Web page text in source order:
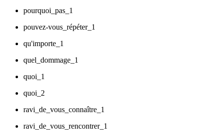
pourquoi_pas_1
pouvez-vous_répéter_1
qu'importe_1
quel_dommage_1
quoi_1
quoi_2
ravi_de_vous_connaître_1
ravi_de_vous_rencontrer_1